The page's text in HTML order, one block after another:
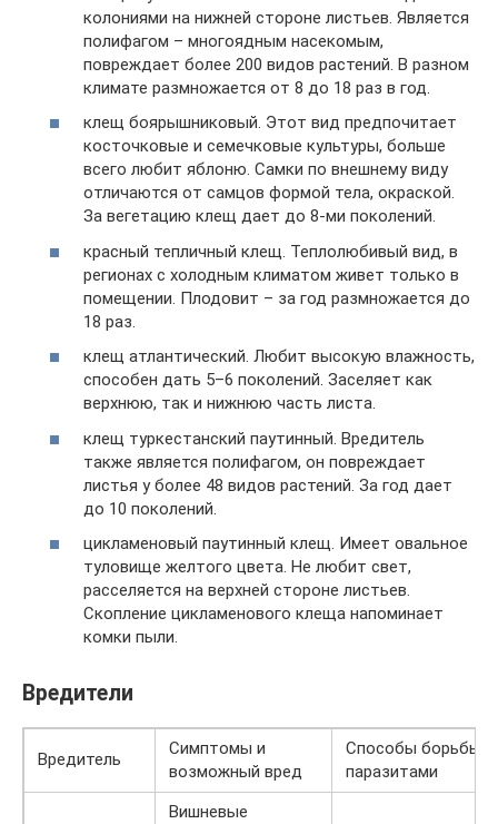
колониями на нижней стороне листьев. Является
полифагом – многоядным насекомым,
повреждает более 200 видов растений. В разном
климате размножается от 8 до 18 раз в год.
клещ боярышниковый. Этот вид предпочитает
косточковые и семечковые культуры, больше
всего любит яблоню. Самки по внешнему виду
отличаются от самцов формой тела, окраской.
За вегетацию клещ дает до 8-ми поколений.
красный тепличный клещ. Теплолюбивый вид, в
регионах с холодным климатом живет только в
помещении. Плодовит – за год размножается до
18 раз.
клещ атлантический. Любит высокую влажность,
способен дать 5–6 поколений. Заселяет как
верхнюю, так и нижнюю часть листа.
клещ туркестанский паутинный. Вредитель
также является полифагом, он повреждает
листья у более 48 видов растений. За год дает
до 10 поколений.
цикламеновый паутинный клещ. Имеет овальное
туловище желтого цвета. Не любит свет,
расселяется на верхней стороне листьев.
Скопление цикламенового клеща напоминает
комки пыли.
Вредители
Вредитель
Симптомы и
возможный вред
Способы борьбы с
паразитами
Вишневые